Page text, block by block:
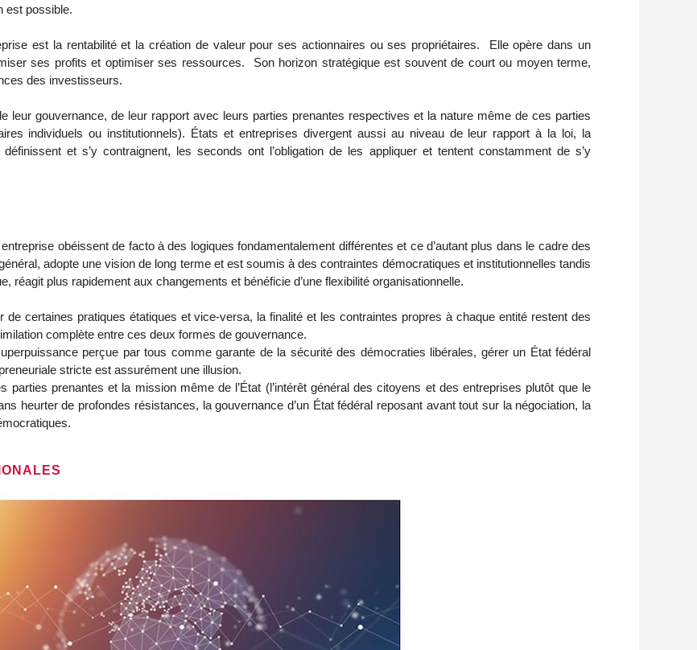
est possible.
est la rentabilité et la création de valeur pour ses actionnaires ou ses propriétaires. Elle opère dans un
ses profits et optimiser ses ressources. Son horizon stratégique est souvent de court ou moyen terme,
des investisseurs.
leur gouvernance, de leur rapport avec leurs parties prenantes respectives et la nature même de ces parties
individuels ou institutionnels). États et entreprises divergent aussi au niveau de leur rapport à la loi, la
et s’y contraignent, les seconds ont l’obligation de les appliquer et tentent constamment de s’y
obéissent de facto à des logiques fondamentalement différentes et ce d’autant plus dans le cadre des
adopte une vision de long terme et est soumis à des contraintes démocratiques et institutionnelles tandis
réagit plus rapidement aux changements et bénéficie d’une flexibilité organisationnelle.
de certaines pratiques étatiques et vice-versa, la finalité et les contraintes propres à chaque entité restent des
complète entre ces deux formes de gouvernance.
perçue par tous comme garante de la sécurité des démocraties libérales, gérer un État fédéral
stricte est assurément une illusion.
parties prenantes et la mission même de l’État (l’intérêt général des citoyens et des entreprises plutôt que le
heurter de profondes résistances, la gouvernance d’un État fédéral reposant avant tout sur la négociation, la